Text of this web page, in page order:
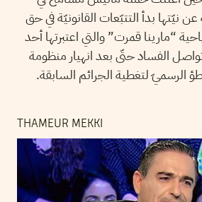
نيّتها بدأ التتبّعات القانونيّة في حق
“مارينا قمرت” والتي اعتبرتها أحد
الفساد حتّى بعد انهيار منظومة
الرسميّ لتغطية الجرائم السابقة.
THAMEUR MEKKI